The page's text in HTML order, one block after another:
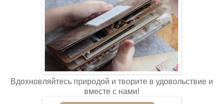
Вдохновляйтесь природой и творите в удовольствие и
вместе с нами!